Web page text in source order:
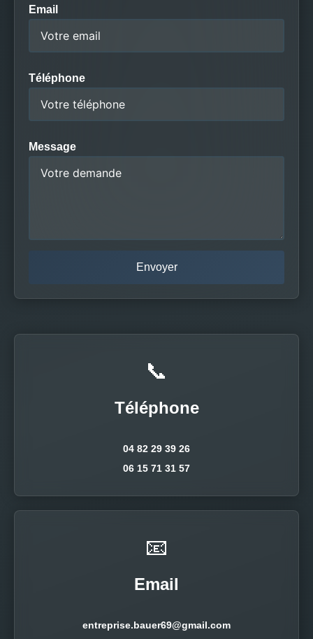
Email
Téléphone
Message
📞
Téléphone
04 82 29 39 26
06 15 71 31 57
📧
Email
entreprise.bauer69@gmail.com